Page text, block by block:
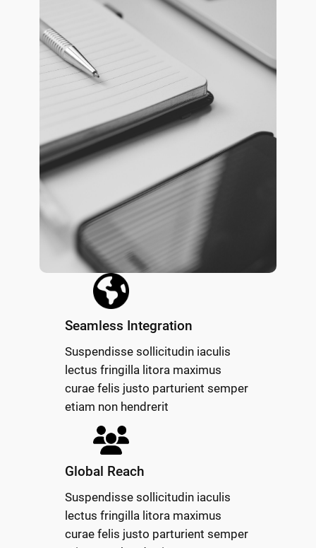
Seamless Integration
Suspendisse sollicitudin iaculis
lectus fringilla litora maximus
curae felis justo parturient semper
etiam non hendrerit
Global Reach
Suspendisse sollicitudin iaculis
lectus fringilla litora maximus
curae felis justo parturient semper